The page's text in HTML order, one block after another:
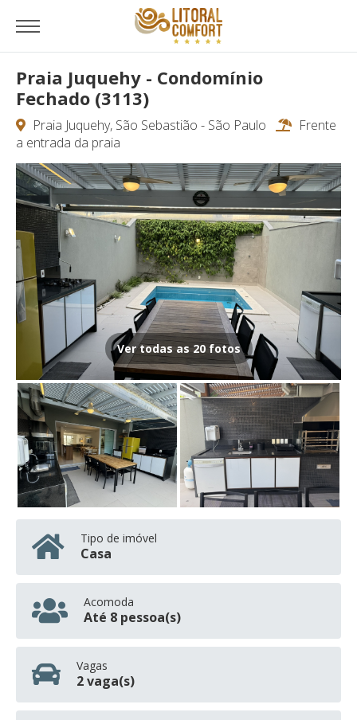
Praia Juquehy - Condomínio
Fechado (3113)
Praia Juquehy, São Sebastião - São Paulo
Frente
a entrada da praia
Ver todas as 20 fotos
Tipo de imóvel
Casa
Acomoda
Até 8 pessoa(s)
Vagas
2 vaga(s)